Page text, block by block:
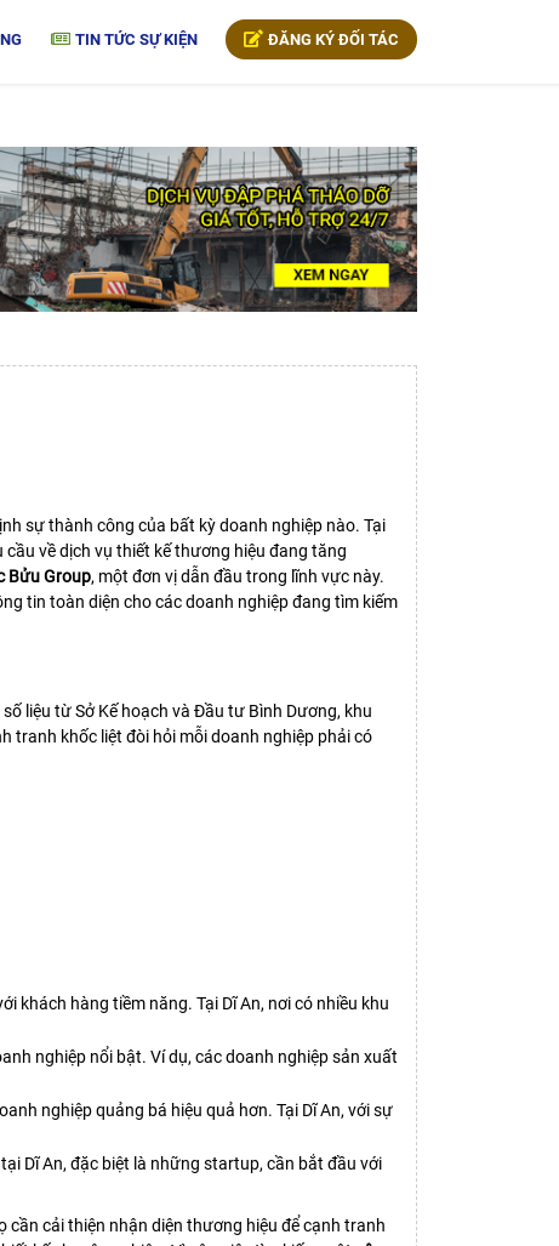
TIN TỨC SỰ KIỆN ĐĂNG KÝ ĐỐI TÁC
sự thành công của bất kỳ doanh nghiệp nào. Tại
về dịch vụ thiết kế thương hiệu đang tăng
Bửu Group, một đơn vị dẫn đầu trong lĩnh vực này.
tin toàn diện cho các doanh nghiệp đang tìm kiếm
liệu từ Sở Kế hoạch và Đầu tư Bình Dương, khu
tranh khốc liệt đòi hỏi mỗi doanh nghiệp phải có
khách hàng tiềm năng. Tại Dĩ An, nơi có nhiều khu
nghiệp nổi bật. Ví dụ, các doanh nghiệp sản xuất
nghiệp quảng bá hiệu quả hơn. Tại Dĩ An, với sự
Dĩ An, đặc biệt là những startup, cần bắt đầu với
cần cải thiện nhận diện thương hiệu để cạnh tranh